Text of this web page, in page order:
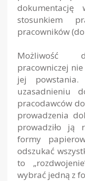
dokumentację
stosunkiem
pracowników
Możliwość
pracowniczej
jej
uzasadnieniu
pracodawców
prowadzenia
prowadziło ją
formy
odszukać
to
wybrać jedną z